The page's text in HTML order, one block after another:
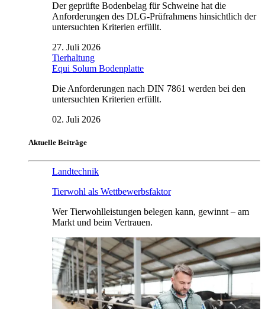
Der geprüfte Bodenbelag für Schweine hat die
Anforderungen des DLG-Prüfrahmens hinsichtlich der
untersuchten Kriterien erfüllt.
27. Juli 2026
Tierhaltung
Equi Solum Bodenplatte
Die Anforderungen nach DIN 7861 werden bei den
untersuchten Kriterien erfüllt.
02. Juli 2026
Aktuelle Beiträge
Landtechnik
Tierwohl als Wettbewerbsfaktor
Wer Tierwohlleistungen belegen kann, gewinnt – am
Markt und beim Vertrauen.